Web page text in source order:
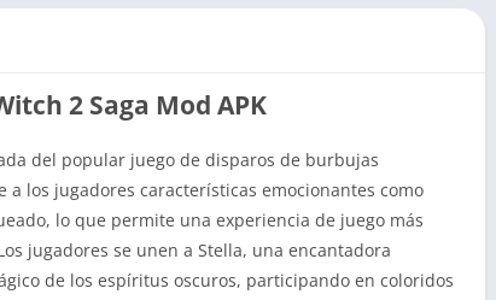
2 Saga Mod APK
del popular juego de disparos de burbujas
los jugadores características emocionantes como
lo que permite una experiencia de juego más
jugadores se unen a Stella, una encantadora
de los espíritus oscuros, participando en coloridos